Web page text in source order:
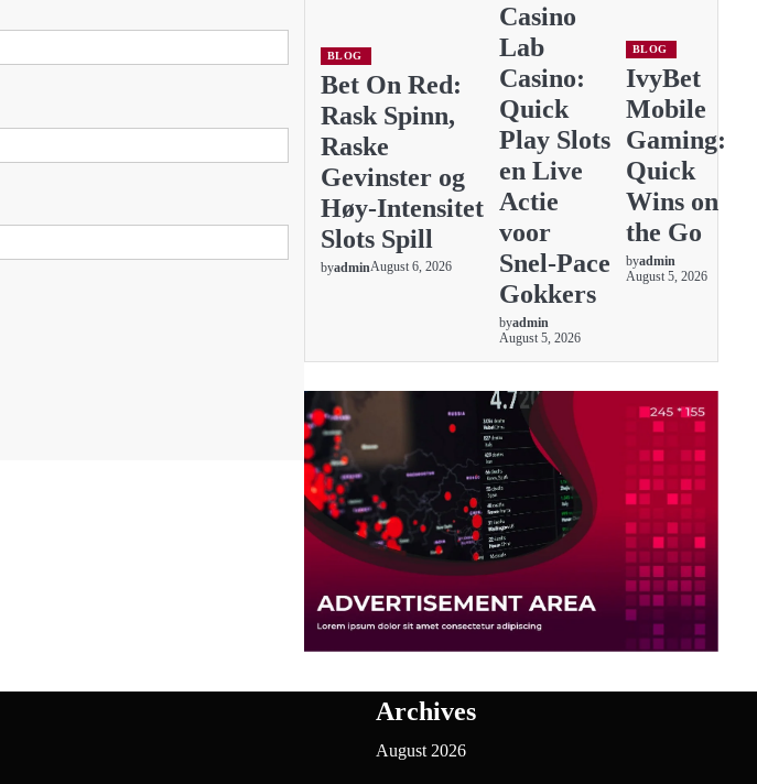
BLOG
Bet On Red:
Rask Spinn,
Raske
Gevinster og
Høy‑Intensitet
Slots Spill
byadminAugust 6, 2026
Casino
Lab
Casino:
Quick
Play Slots
en Live
Actie
voor
Snel‑Pace
Gokkers
byadmin
August 5, 2026
BLOG
IvyBet
Mobile
Gaming:
Quick
Wins on
the Go
byadmin
August 5, 2026
Archives
August 2026